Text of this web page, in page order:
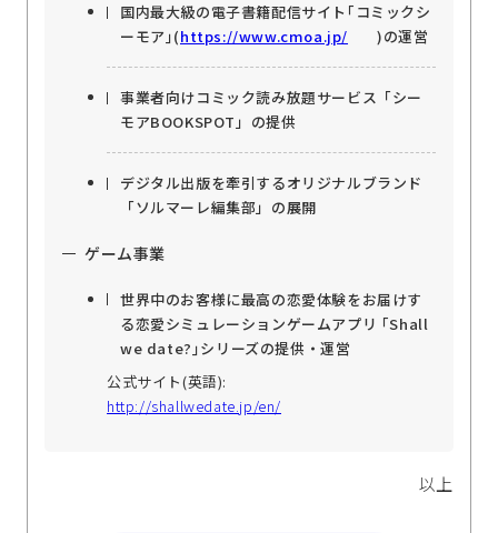
国内最大級の電子書籍配信サイト｢コミックシ
ーモア｣(https://www.cmoa.jp/ )の運営
事業者向けコミック読み放題サービス「シー
モアBOOKSPOT」の提供
デジタル出版を牽引するオリジナルブランド
「ソルマーレ編集部」の展開
ゲーム事業
世界中のお客様に最高の恋愛体験をお届けす
る恋愛シミュレーションゲームアプリ ｢Shall
we date?｣シリーズの提供・運営
公式サイト(英語):
http://shallwedate.jp/en/
以上